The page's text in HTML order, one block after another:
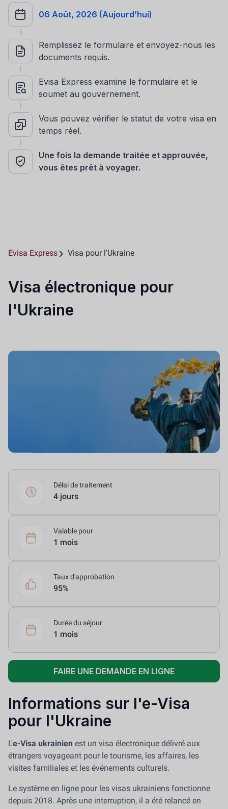
06 Août, 2026 (Aujourd’hui)
Remplissez le formulaire et envoyez-nous les
documents requis.
Evisa Express examine le formulaire et le
soumet au gouvernement.
Vous pouvez vérifier le statut de votre visa en
temps réel.
Une fois la demande traitée et approuvée,
vous êtes prêt à voyager.
Evisa Express Visa pour l'Ukraine
Visa électronique pour
l'Ukraine
Délai de traitement
4 jours
Valable pour
1 mois
Taux d'approbation
95%
Durée du séjour
1 mois
FAIRE UNE DEMANDE EN LIGNE
Informations sur l'e-Visa
pour l'Ukraine
L'e-Visa ukrainien est un visa électronique délivré aux
étrangers voyageant pour le tourisme, les affaires, les
visites familiales et les événements culturels.
Le système en ligne pour les visas ukrainiens fonctionne
depuis 2018. Après une interruption, il a été relancé en